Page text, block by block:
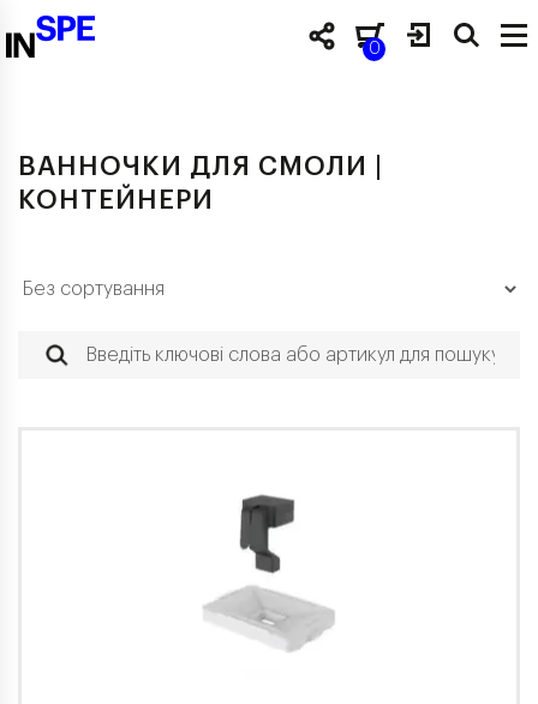
0
ВАННОЧКИ ДЛЯ СМОЛИ |
КОНТЕЙНЕРИ